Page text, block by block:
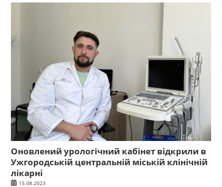
Оновлений урологічний кабінет відкрили в
Ужгородській центральній міській клінічній
лікарні
15.08.2023